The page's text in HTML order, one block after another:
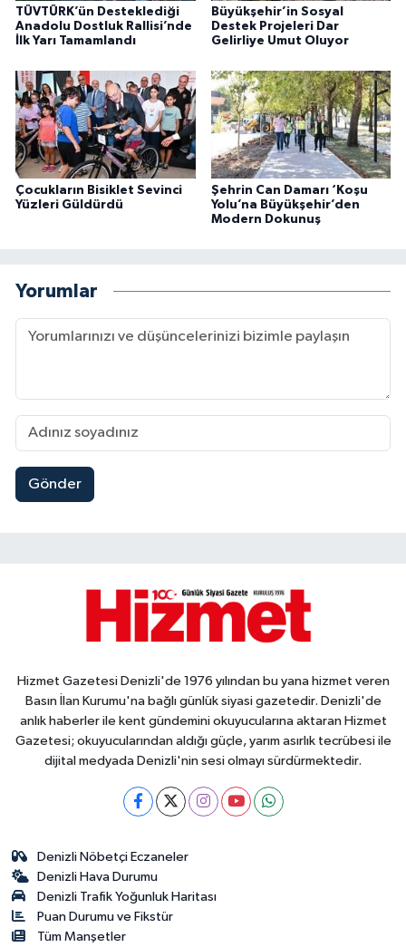
TÜVTÜRK’ün Desteklediği
Anadolu Dostluk Rallisi’nde
İlk Yarı Tamamlandı
Büyükşehir’in Sosyal
Destek Projeleri Dar
Gelirliye Umut Oluyor
Çocukların Bisiklet Sevinci
Yüzleri Güldürdü
Şehrin Can Damarı ‘Koşu
Yolu’na Büyükşehir’den
Modern Dokunuş
Yorumlar
Gönder
Hizmet Gazetesi Denizli'de 1976 yılından bu yana hizmet veren
Basın İlan Kurumu'na bağlı günlük siyasi gazetedir. Denizli'de
anlık haberler ile kent gündemini okuyucularına aktaran Hizmet
Gazetesi; okuyucularından aldığı güçle, yarım asırlık tecrübesi ile
dijital medyada Denizli'nin sesi olmayı sürdürmektedir.
Denizli Nöbetçi Eczaneler
Denizli Hava Durumu
Denizli Trafik Yoğunluk Haritası
Puan Durumu ve Fikstür
Tüm Manşetler